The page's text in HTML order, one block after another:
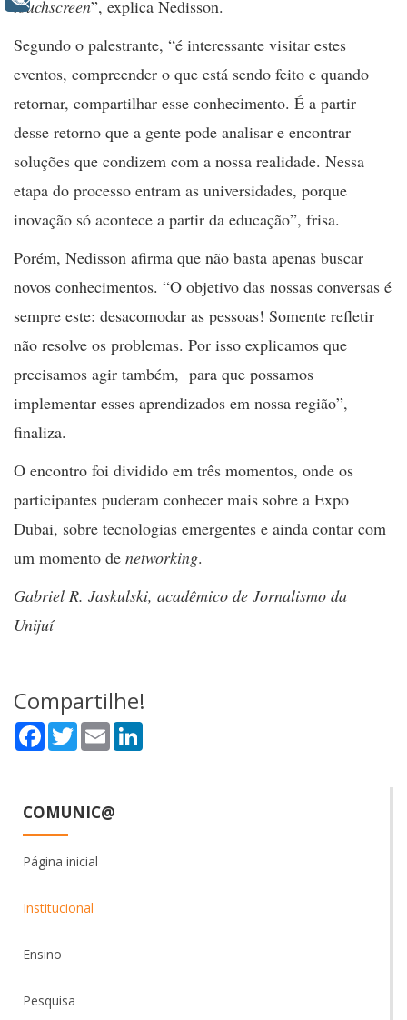
touchscreen”, explica Nedisson.
Segundo o palestrante, “é interessante visitar estes
eventos, compreender o que está sendo feito e quando
retornar, compartilhar esse conhecimento. É a partir
desse retorno que a gente pode analisar e encontrar
soluções que condizem com a nossa realidade. Nessa
etapa do processo entram as universidades, porque
inovação só acontece a partir da educação”, frisa.
Porém, Nedisson afirma que não basta apenas buscar
novos conhecimentos. “O objetivo das nossas conversas é
sempre este: desacomodar as pessoas! Somente refletir
não resolve os problemas. Por isso explicamos que
precisamos agir também, para que possamos
implementar esses aprendizados em nossa região”,
finaliza.
O encontro foi dividido em três momentos, onde os
participantes puderam conhecer mais sobre a Expo
Dubai, sobre tecnologias emergentes e ainda contar com
um momento de networking.
Gabriel R. Jaskulski, acadêmico de Jornalismo da
Unijuí
Compartilhe!
Facebook
TwitterEmail
COMUNIC@
Página inicial
Institucional
Ensino
Pesquisa